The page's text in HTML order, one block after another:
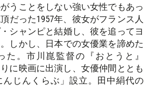
うことをしない強い女性でもあっ
だった1957年、彼女がフランス人
シャンピと結婚し、彼を追ってヨ
しかし、日本での女優業を諦めた
た。市川崑監督の『おとうと』
りに映画に出演し、女優仲間ととも
んじんくらぶ」設立。田中絹代の